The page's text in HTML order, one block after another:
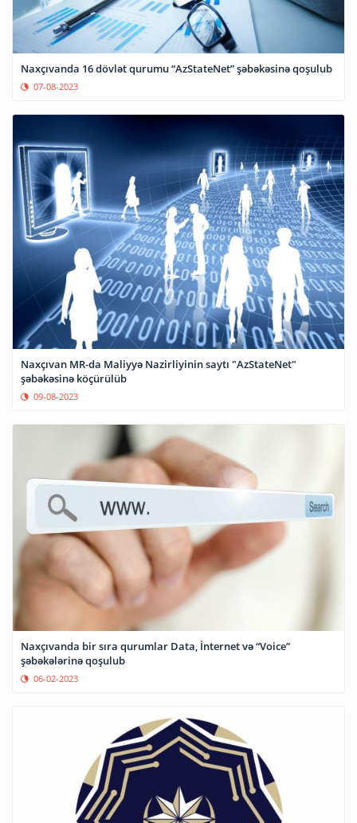
Naxçıvanda 16 dövlət qurumu “AzStateNet” şəbəkəsinə qoşulub
07-08-2023
Naxçıvan MR-da Maliyyə Nazirliyinin saytı "AzStateNet"
şəbəkəsinə köçürülüb
09-08-2023
Naxçıvanda bir sıra qurumlar Data, İnternet və “Voice”
şəbəkələrinə qoşulub
06-02-2023